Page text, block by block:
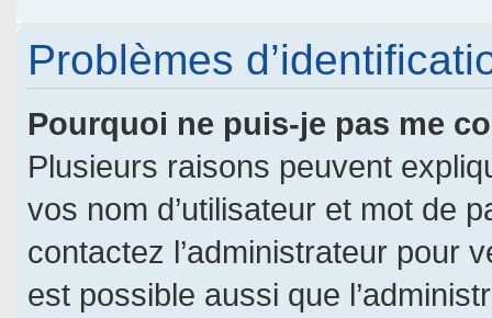
Problèmes
Pourquoi ne puis-je pas me
Plusieurs raisons peuvent
vos nom d’utilisateur et mot de
contactez l’administrateur pour
est possible aussi que